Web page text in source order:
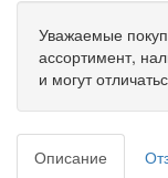
Уважаемые
ассортимент,
и могут
Описание